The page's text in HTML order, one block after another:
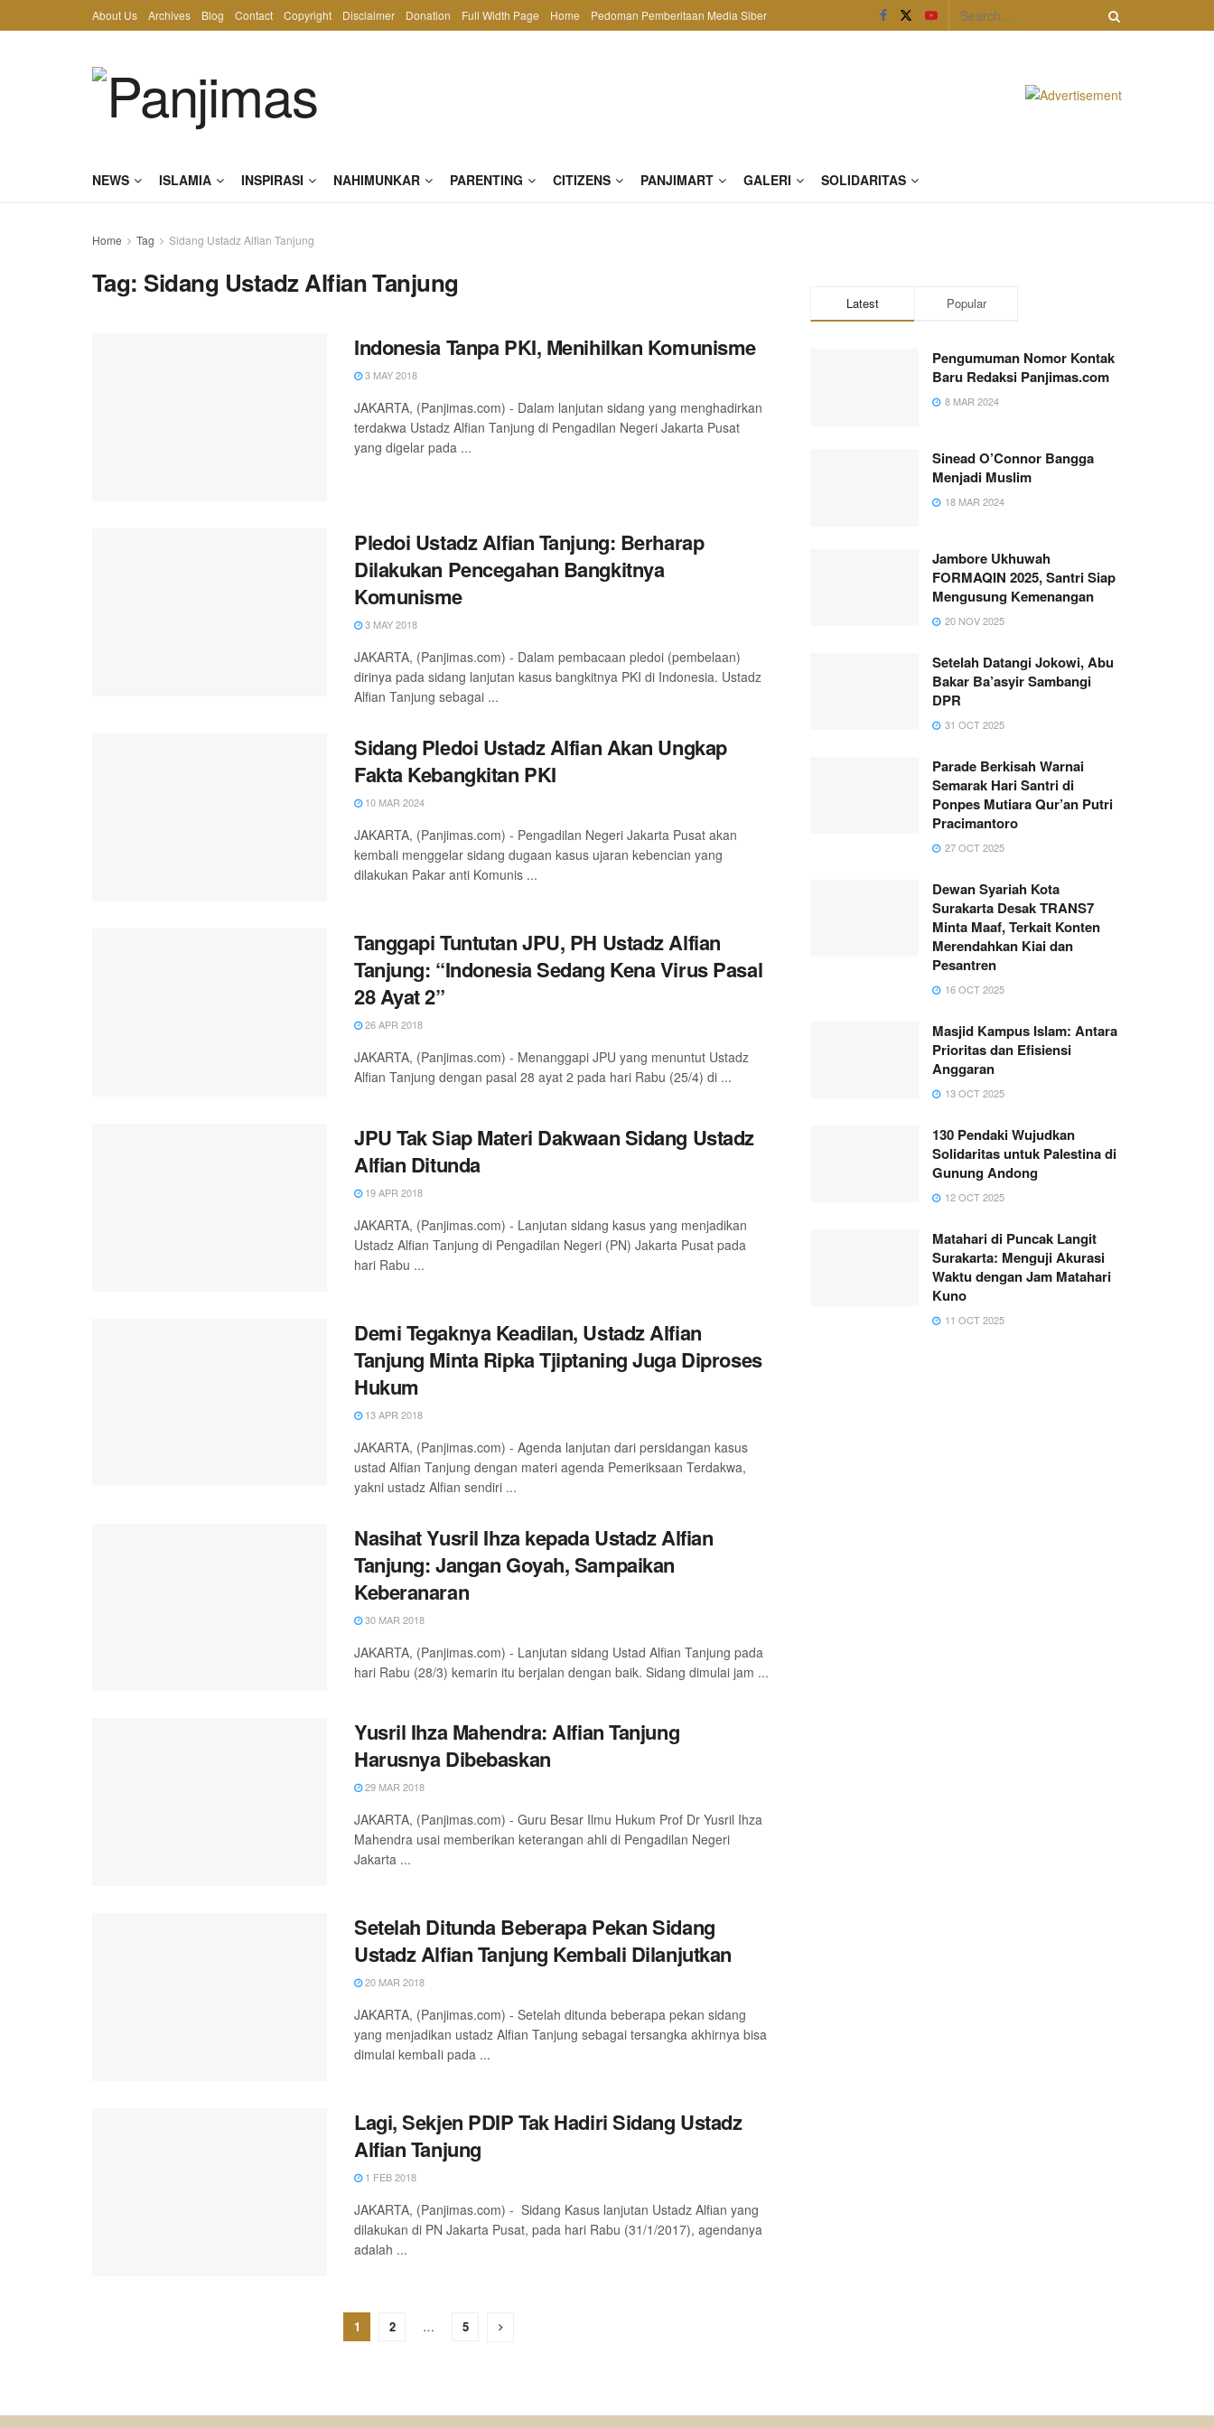
About Us Archives Blog Contact Copyright Disclaimer Donation Full Width Page Home Pedoman Pemberitaan Media Siber
NEWS ISLAMIA INSPIRASI NAHIMUNKAR PARENTING CITIZENS PANJIMART GALERI SOLIDARITAS
Home Tag Sidang Ustadz Alfian Tanjung
Tag: Sidang Ustadz Alfian Tanjung
Indonesia Tanpa PKI, Menihilkan Komunisme
3 MAY 2018
JAKARTA, (Panjimas.com) - Dalam lanjutan sidang yang menghadirkan
terdakwa Ustadz Alfian Tanjung di Pengadilan Negeri Jakarta Pusat
yang digelar pada ...
Pledoi Ustadz Alfian Tanjung: Berharap
Dilakukan Pencegahan Bangkitnya
Komunisme
3 MAY 2018
JAKARTA, (Panjimas.com) - Dalam pembacaan pledoi (pembelaan)
dirinya pada sidang lanjutan kasus bangkitnya PKI di Indonesia. Ustadz
Alfian Tanjung sebagai ...
Sidang Pledoi Ustadz Alfian Akan Ungkap
Fakta Kebangkitan PKI
10 MAR 2024
JAKARTA, (Panjimas.com) - Pengadilan Negeri Jakarta Pusat akan
kembali menggelar sidang dugaan kasus ujaran kebencian yang
dilakukan Pakar anti Komunis ...
Tanggapi Tuntutan JPU, PH Ustadz Alfian
Tanjung: “Indonesia Sedang Kena Virus Pasal
28 Ayat 2”
26 APR 2018
JAKARTA, (Panjimas.com) - Menanggapi JPU yang menuntut Ustadz
Alfian Tanjung dengan pasal 28 ayat 2 pada hari Rabu (25/4) di ...
JPU Tak Siap Materi Dakwaan Sidang Ustadz
Alfian Ditunda
19 APR 2018
JAKARTA, (Panjimas.com) - Lanjutan sidang kasus yang menjadikan
Ustadz Alfian Tanjung di Pengadilan Negeri (PN) Jakarta Pusat pada
hari Rabu ...
Demi Tegaknya Keadilan, Ustadz Alfian
Tanjung Minta Ripka Tjiptaning Juga Diproses
Hukum
13 APR 2018
JAKARTA, (Panjimas.com) - Agenda lanjutan dari persidangan kasus
ustad Alfian Tanjung dengan materi agenda Pemeriksaan Terdakwa,
yakni ustadz Alfian sendiri ...
Nasihat Yusril Ihza kepada Ustadz Alfian
Tanjung: Jangan Goyah, Sampaikan
Keberanaran
30 MAR 2018
JAKARTA, (Panjimas.com) - Lanjutan sidang Ustad Alfian Tanjung pada
hari Rabu (28/3) kemarin itu berjalan dengan baik. Sidang dimulai jam ...
Yusril Ihza Mahendra: Alfian Tanjung
Harusnya Dibebaskan
29 MAR 2018
JAKARTA, (Panjimas.com) - Guru Besar Ilmu Hukum Prof Dr Yusril Ihza
Mahendra usai memberikan keterangan ahli di Pengadilan Negeri
Jakarta ...
Setelah Ditunda Beberapa Pekan Sidang
Ustadz Alfian Tanjung Kembali Dilanjutkan
20 MAR 2018
JAKARTA, (Panjimas.com) - Setelah ditunda beberapa pekan sidang
yang menjadikan ustadz Alfian Tanjung sebagai tersangka akhirnya bisa
dimulai kembaIi pada ...
Lagi, Sekjen PDIP Tak Hadiri Sidang Ustadz
Alfian Tanjung
1 FEB 2018
JAKARTA, (Panjimas.com) - Sidang Kasus lanjutan Ustadz Alfian yang
dilakukan di PN Jakarta Pusat, pada hari Rabu (31/1/2017), agendanya
adalah ...
1 2 … 5
Latest Popular
Pengumuman Nomor Kontak
Baru Redaksi Panjimas.com
8 MAR 2024
Sinead O’Connor Bangga
Menjadi Muslim
18 MAR 2024
Jambore Ukhuwah
FORMAQIN 2025, Santri Siap
Mengusung Kemenangan
20 NOV 2025
Setelah Datangi Jokowi, Abu
Bakar Ba’asyir Sambangi
DPR
31 OCT 2025
Parade Berkisah Warnai
Semarak Hari Santri di
Ponpes Mutiara Qur’an Putri
Pracimantoro
27 OCT 2025
Dewan Syariah Kota
Surakarta Desak TRANS7
Minta Maaf, Terkait Konten
Merendahkan Kiai dan
Pesantren
16 OCT 2025
Masjid Kampus Islam: Antara
Prioritas dan Efisiensi
Anggaran
13 OCT 2025
130 Pendaki Wujudkan
Solidaritas untuk Palestina di
Gunung Andong
12 OCT 2025
Matahari di Puncak Langit
Surakarta: Menguji Akurasi
Waktu dengan Jam Matahari
Kuno
11 OCT 2025